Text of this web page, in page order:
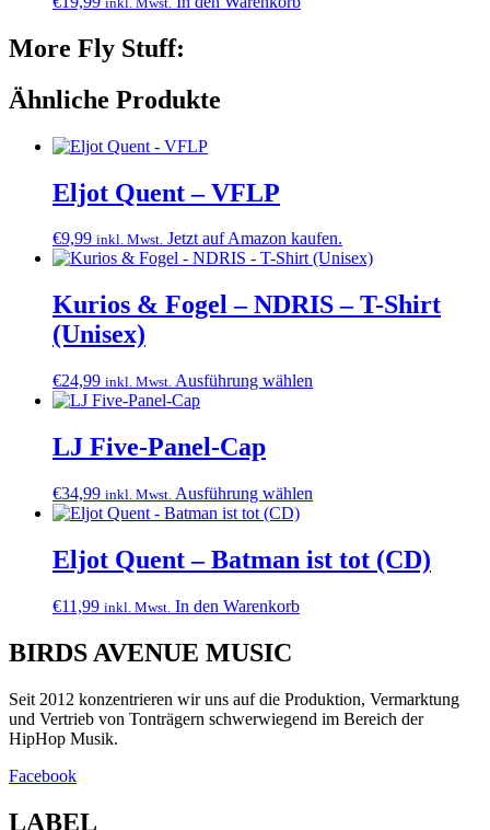
More Fly Stuff:
Ähnliche Produkte
Eljot Quent – VFLP
€9,99 inkl. Mwst. Jetzt auf Amazon kaufen.
Kurios & Fogel – NDRIS – T-Shirt
(Unisex)
€24,99 inkl. Mwst. Ausführung wählen
Die
auf
der
LJ Five-Panel-Cap
€34,99 inkl. Mwst. Ausführung wählen
mehrere
Varianten
der
Produktseite
gewählt
Eljot Quent – Batman ist tot (CD)
€11,99 inkl. Mwst. In den Warenkorb
BIRDS AVENUE MUSIC
Seit 2012 konzentrieren wir uns auf die Produktion, Vermarktung
und Vertrieb von Tonträgern schwerwiegend im Bereich der
HipHop Musik.
Facebook
LABEL